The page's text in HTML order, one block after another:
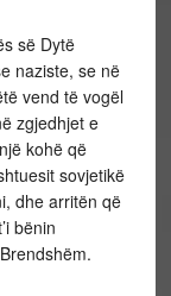
së Dytë
naziste, se në
vend të vogël
zgjedhjet e
kohë që
sovjetikë
dhe arritën që
bënin